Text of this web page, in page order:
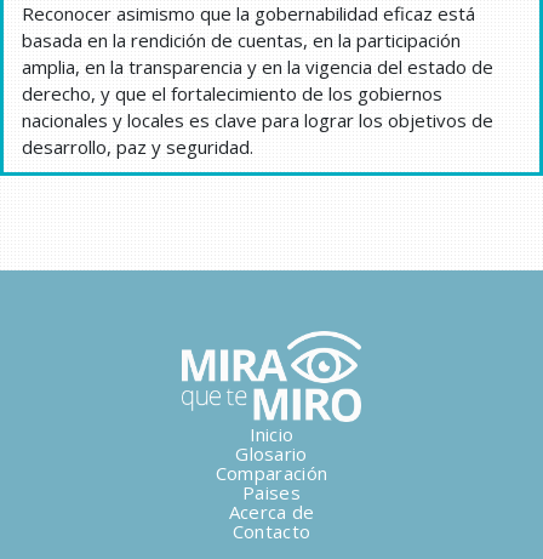
Reconocer asimismo que la gobernabilidad eficaz está
basada en la rendición de cuentas, en la participación
amplia, en la transparencia y en la vigencia del estado de
derecho, y que el fortalecimiento de los gobiernos
nacionales y locales es clave para lograr los objetivos de
desarrollo, paz y seguridad.
Inicio
Glosario
Comparación
Paises
Acerca de
Contacto